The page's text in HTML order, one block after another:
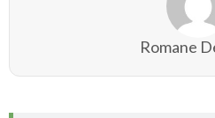
Romane